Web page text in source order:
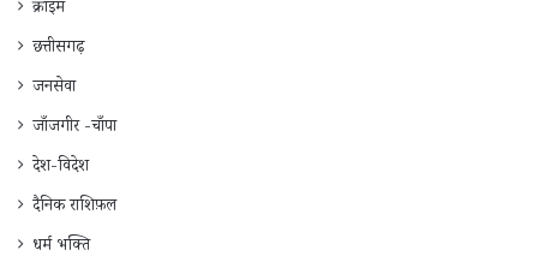
क्राइम
छत्तीसगढ़
जनसेवा
जाँजगीर -चाँपा
देश-विदेश
दैनिक राशिफ़ल
धर्म भक्ति